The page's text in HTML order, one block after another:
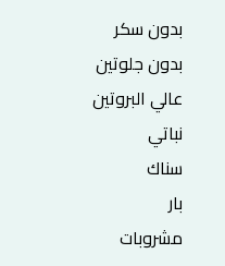
بدون سكر
بدون جلوتين
عالي البروتين
نباتي
سناك
بار
مشروبات